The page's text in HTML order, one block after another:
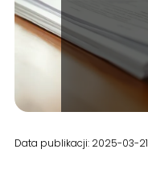
Data publikacji: 2025-03-21